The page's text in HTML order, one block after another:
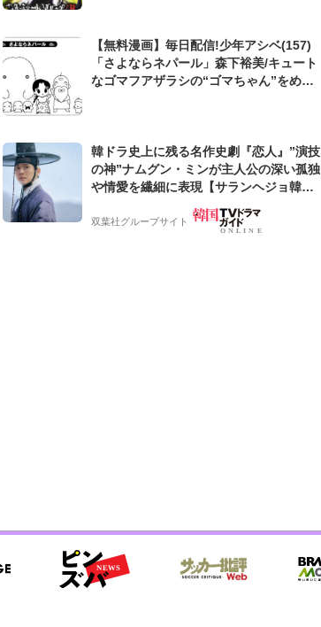
【無料漫画】毎日配信!少年アシベ(157)
「さよならネパール」森下裕美/キュート
なゴマフアザラシの“ゴマちゃん”をめぐ
韓ドラ史上に残る名作史劇『恋人』”演技
の神”ナムグン・ミンが主人公の深い孤独
や情愛を繊細に表現【サランヘジョ韓ド
双葉社グループサイト